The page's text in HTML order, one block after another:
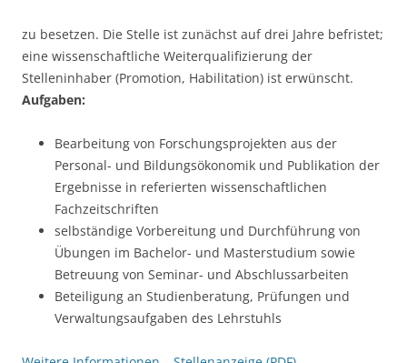
zu besetzen. Die Stelle ist zunächst auf drei Jahre befristet;
eine wissenschaftliche Weiterqualifizierung der
Stelleninhaber (Promotion, Habilitation) ist erwünscht.
Aufgaben:
Bearbeitung von Forschungsprojekten aus der
Personal- und Bildungsökonomik und Publikation der
Ergebnisse in referierten wissenschaftlichen
Fachzeitschriften
selbständige Vorbereitung und Durchführung von
Übungen im Bachelor- und Masterstudium sowie
Betreuung von Seminar- und Abschlussarbeiten
Beteiligung an Studienberatung, Prüfungen und
Verwaltungsaufgaben des Lehrstuhls